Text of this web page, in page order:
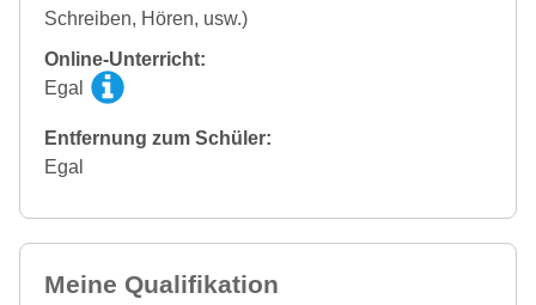
Schreiben, Hören, usw.)
Online-Unterricht:
Egal
Entfernung zum Schüler:
Egal
Meine Qualifikation